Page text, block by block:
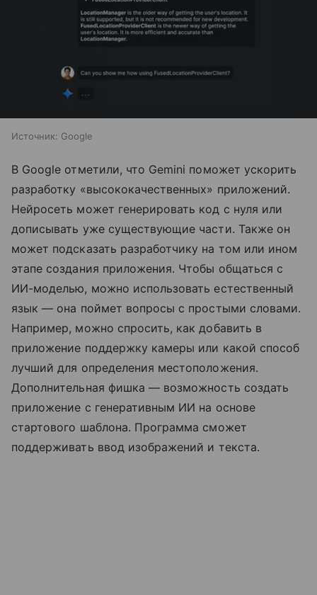
Источник: Google
В Google отметили, что Gemini поможет ускорить
разработку «высококачественных» приложений.
Нейросеть может генерировать код с нуля или
дописывать уже существующие части. Также он
может подсказать разработчику на том или ином
этапе создания приложения. Чтобы общаться с
ИИ-моделью, можно использовать естественный
язык — она поймет вопросы с простыми словами.
Например, можно спросить, как добавить в
приложение поддержку камеры или какой способ
лучший для определения местоположения.
Дополнительная фишка — возможность создать
приложение с генеративным ИИ на основе
стартового шаблона. Программа сможет
поддерживать ввод изображений и текста.